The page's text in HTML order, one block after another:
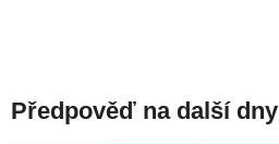
Předpověď na další dny